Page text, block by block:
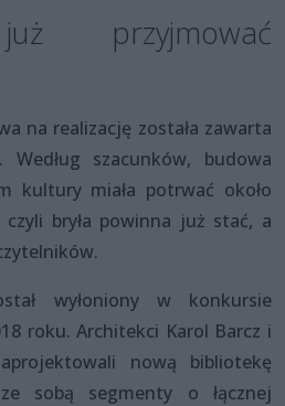
przyjmować
na realizację została zawarta
szacunków, budowa
kultury miała potrwać około
bryła powinna już stać, a
wyłoniony w konkursie
roku. Architekci Karol Barcz i
nową bibliotekę
sobą segmenty o łącznej